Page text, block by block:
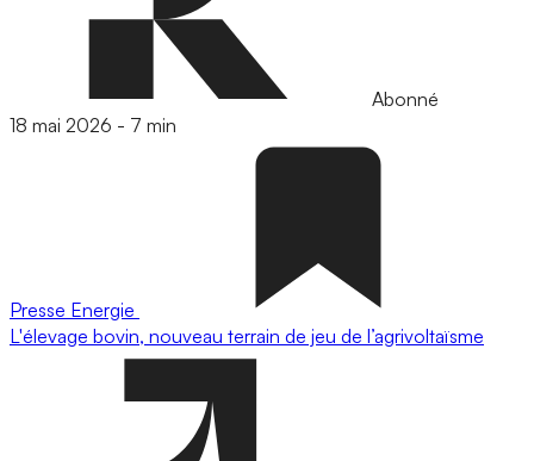
Abonné
18 mai 2026 - 7 min
Presse Energie
L'élevage bovin, nouveau terrain de jeu de l’agrivoltaïsme